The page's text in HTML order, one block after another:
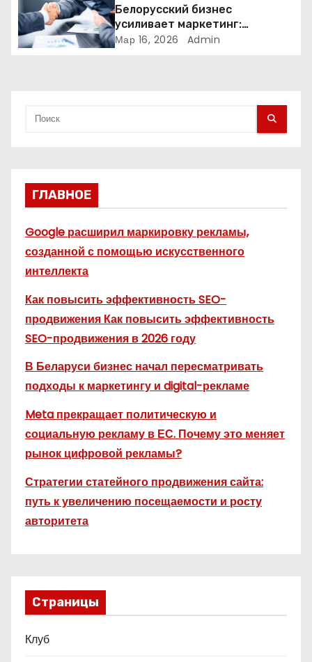
и
Белорусский бизнес
усиливает маркетинг:
компании меняют стратегии
Мар 16, 2026 Admin
ГЛАВНОЕ
Google расширил маркировку рекламы,
созданной с помощью искусственного
интеллекта
Как повысить эффективность SEO-
продвижения Как повысить эффективность
SEO-продвижения в 2026 году
В Беларуси бизнес начал пересматривать
подходы к маркетингу и digital-рекламе
Meta прекращает политическую и
социальную рекламу в ЕС. Почему это меняет
рынок цифровой рекламы?
Стратегии статейного продвижения сайта:
путь к увеличению посещаемости и росту
авторитета
Страницы
Клуб